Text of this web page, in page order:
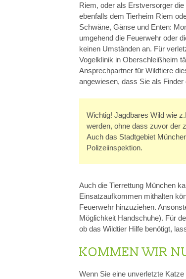
Riem, oder als Erstversorger
ebenfalls dem Tierheim Riem
Schwäne, Gänse und Enten:
umgehend die Feuerwehr oder
keinen Umständen an. Für
Vogelklinik in Oberschleißheim
Ansprechpartner für Wildtiere
angewiesen, dass Sie als
Wichtig! Jagdbares Wild wie
werden, ohne dass zuvor der
Auch das Stadtgebiet
Polizeiinspektion.
Auch die Tierrettung München
Einsatzaufkommen mithalten
Feuerwehr hinzuziehen.
Möglichkeit Handschuhe). Für
ob das Wildtier Hilfe benötigt,
KOMMEN WIR
Wenn Sie eine unverletzte